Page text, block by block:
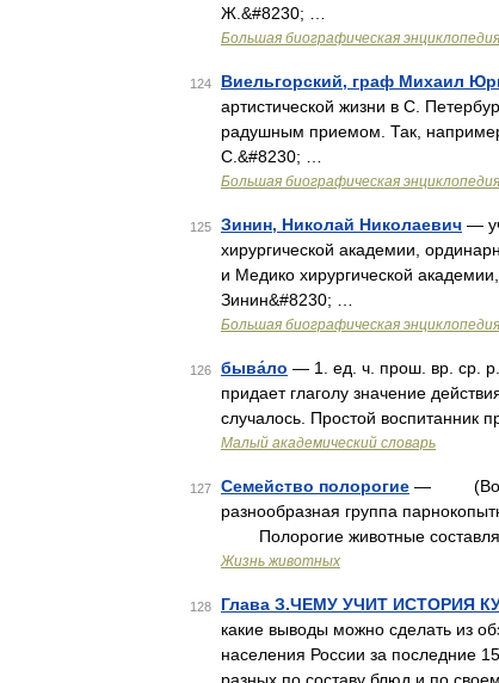
Ж.&#8230; …
Большая биографическая энциклопедия
124 Виельгорский, граф Михаил
артистической жизни в С.
радушным приемом. Так,
С.&#8230; …
Большая биографическая энциклопедия
125 Зинин, Николай Николаевич —
хирургической академии,
и Медико хирургической
Зинин&#8230; …
Большая биографическая энциклопедия
126 быва́ло — 1. ед. ч. прош. вр. ср. р.
придает глаголу значение
случалось. Простой воспитанник
Малый академический словарь
127 Семейство полорогие —
разнообразная группа
Полорогие животные
Жизнь животных
128 Глава З.ЧЕМУ УЧИТ ИСТОРИЯ
какие выводы можно сделать из
населения России за последние